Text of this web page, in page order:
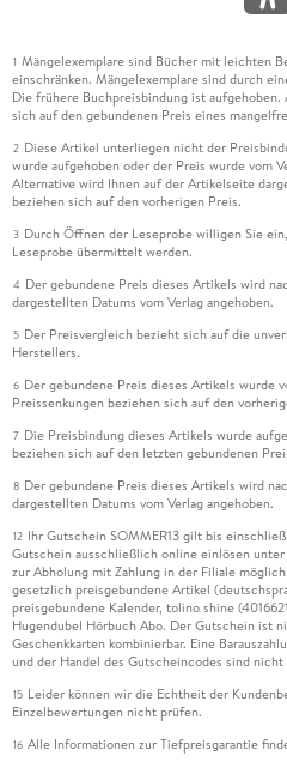
1 Mängelexemplare sind Bücher mit leichten
einschränken. Mängelexemplare sind durch
Die frühere Buchpreisbindung ist aufgehoben.
sich auf den gebundenen Preis eines
2 Diese Artikel unterliegen nicht der
wurde aufgehoben oder der Preis wurde vom
Alternative wird Ihnen auf der Artikelseite
beziehen sich auf den vorherigen Preis.
3 Durch Öffnen der Leseprobe willigen Sie
Leseprobe übermittelt werden.
4 Der gebundene Preis dieses Artikels wird
dargestellten Datums vom Verlag angehoben.
5 Der Preisvergleich bezieht sich auf die
Herstellers.
6 Der gebundene Preis dieses Artikels wurde
Preissenkungen beziehen sich auf den
7 Die Preisbindung dieses Artikels wurde
beziehen sich auf den letzten gebundenen
8 Der gebundene Preis dieses Artikels wird
dargestellten Datums vom Verlag angehoben.
12 Ihr Gutschein SOMMER13 gilt bis
Gutschein ausschließlich online einlösen
zur Abholung mit Zahlung in der Filiale
gesetzlich preisgebundene Artikel
preisgebundene Kalender, tolino shine
Hugendubel Hörbuch Abo. Der Gutschein ist
Geschenkkarten kombinierbar. Eine
und der Handel des Gutscheincodes sind
15 Leider können wir die Echtheit der
Einzelbewertungen nicht prüfen.
16 Alle Informationen zur Tiefpreisgarantie